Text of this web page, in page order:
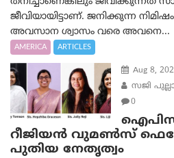
ജീവിയായിട്ടാണ്. ജനിക്കുന്ന
അവസാന ശ്വാസം വരെ അവനെ...
AMERICA ARTICLES
Aug 8,
സജി
0
റീജിയൻ വുമൺസ്
പുതിയ നേതൃത്വം